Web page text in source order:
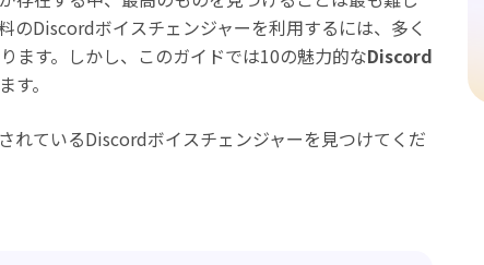
のDiscordボイスチェンジャーを利用するには、多く
ます。しかし、このガイドでは10の魅力的なDiscord
す。
れているDiscordボイスチェンジャーを見つけてくだ